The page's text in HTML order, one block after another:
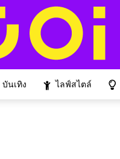
บันเทิง ไลฟ์สไตล์